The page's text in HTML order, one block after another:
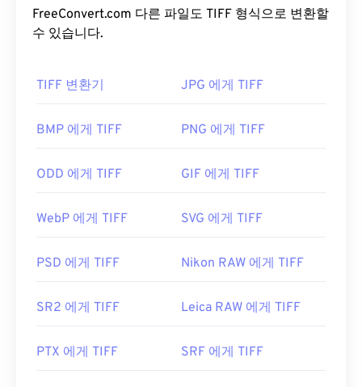
로그램은3ds Max(3D Studio Max)뿐입니다.
Autodesk에서 이 프로그램을 판매하지만, 무료 체
일을 대부분 플랫폼에서 지원하는 보다 일반적인 파
Autodesk, Inc.
최초 출시:1996년 4월
구조를 가지고 있어 JPEG, 무손실 압축 이미지 파일,
레이어가 있는 이미지 또는 페이지 이미지의
TIFF 파일을 어떻게 여나요?
TIFF 파일을 여는 데 가장 많이 사용되는 프로그램은
Preview입니다. 무료로 사용할 수 있는 독립 프로그
램으로는 XnView MP
가 있습니다. TIFF 파일을 여는
램을 사용할 수도 있습니다.
GIMP
), Adobe , ACDSee 와 같은 대체 프
로그램도 TIFF 파일을 열고 처리하는 데 유용합니다.
FreeConvert.com 다른 파일도 TIFF 형식으로 변환할
수 있습니다.
TIFF 변환기 JPG 에게 TIFF
BMP 에게 TIFF PNG 에게 TIFF
ODD 에게 TIFF GIF 에게 TIFF
WebP 에게 TIFF SVG 에게 TIFF
PSD 에게 TIFF Nikon RAW 에게 TIFF
SR2 에게 TIFF Leica RAW 에게 TIFF
PTX 에게 TIFF SRF 에게 TIFF